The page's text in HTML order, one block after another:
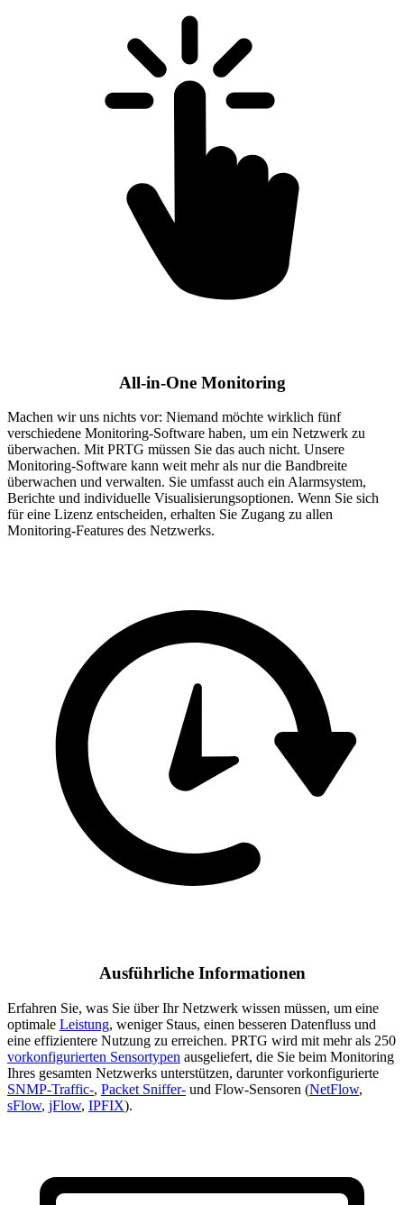
All-in-One Monitoring
Machen wir uns nichts vor: Niemand möchte wirklich fünf
verschiedene Monitoring-Software haben, um ein Netzwerk zu
überwachen. Mit PRTG müssen Sie das auch nicht. Unsere
Monitoring-Software kann weit mehr als nur die Bandbreite
überwachen und verwalten. Sie umfasst auch ein Alarmsystem,
Berichte und individuelle Visualisierungsoptionen. Wenn Sie sich
für eine Lizenz entscheiden, erhalten Sie Zugang zu allen
Monitoring-Features des Netzwerks.
Ausführliche Informationen
Erfahren Sie, was Sie über Ihr Netzwerk wissen müssen, um eine
optimale Leistung, weniger Staus, einen besseren Datenfluss und
eine effizientere Nutzung zu erreichen. PRTG wird mit mehr als 250
vorkonfigurierten Sensortypen ausgeliefert, die Sie beim Monitoring
Ihres gesamten Netzwerks unterstützen, darunter vorkonfigurierte
SNMP-Traffic-, Packet Sniffer- und Flow-Sensoren (NetFlow,
sFlow, jFlow, IPFIX).